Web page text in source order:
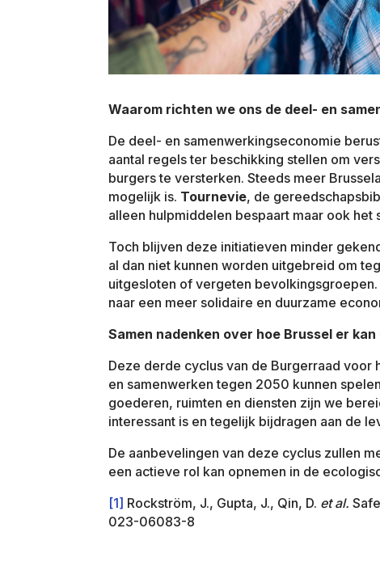
Waarom richten we ons de deel- en
De deel- en samenwerkingseconomie
aantal regels ter beschikking stellen om
burgers te versterken. Steeds meer
mogelijk is. Tournevie, de
alleen hulpmiddelen bespaart maar ook
Toch blijven deze initiatieven minder
al dan niet kunnen worden uitgebreid om
uitgesloten of vergeten
naar een meer solidaire en duurzame
Samen nadenken over hoe Brussel er
Deze derde cyclus van de Burgerraad
en samenwerken tegen 2050 kunnen
goederen, ruimten en diensten zijn we
interessant is en tegelijk bijdragen aan de
De aanbevelingen van deze cyclus zullen
een actieve rol kan opnemen in de
[1] Rockström, J., Gupta, J., Qin, D. et al.
023-06083-8